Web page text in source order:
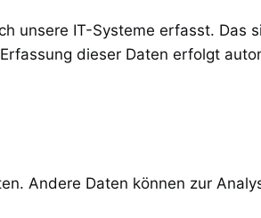
unsere IT-Systeme erfasst. Das
dieser Daten erfolgt
Andere Daten können zur